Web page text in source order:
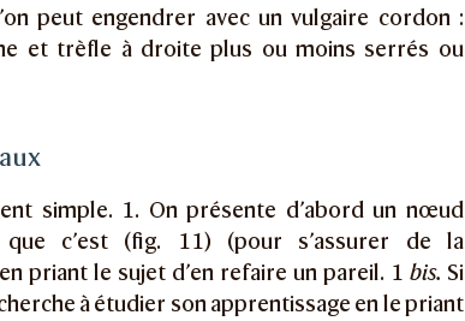
peut engendrer avec un vulgaire cordon :
et trèfle à droite plus ou moins serrés ou
simple. 1. On présente d’abord un nœud
c’est (fig. 11) (pour s’assurer de la
priant le sujet d’en refaire un pareil. 1 bis. Si
à étudier son apprentissage en le priant